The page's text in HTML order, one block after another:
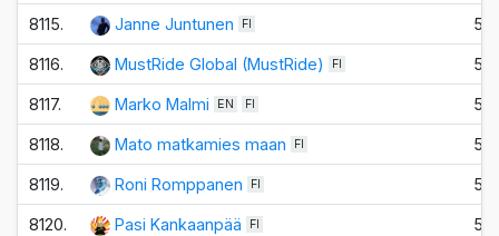
8115. Janne Juntunen FI 5
8116. MustRide Global (MustRide) FI 5
8117. Marko Malmi EN FI 5
8118. Mato matkamies maan FI 5
8119. Roni Romppanen FI 5
8120. Pasi Kankaanpää FI 5